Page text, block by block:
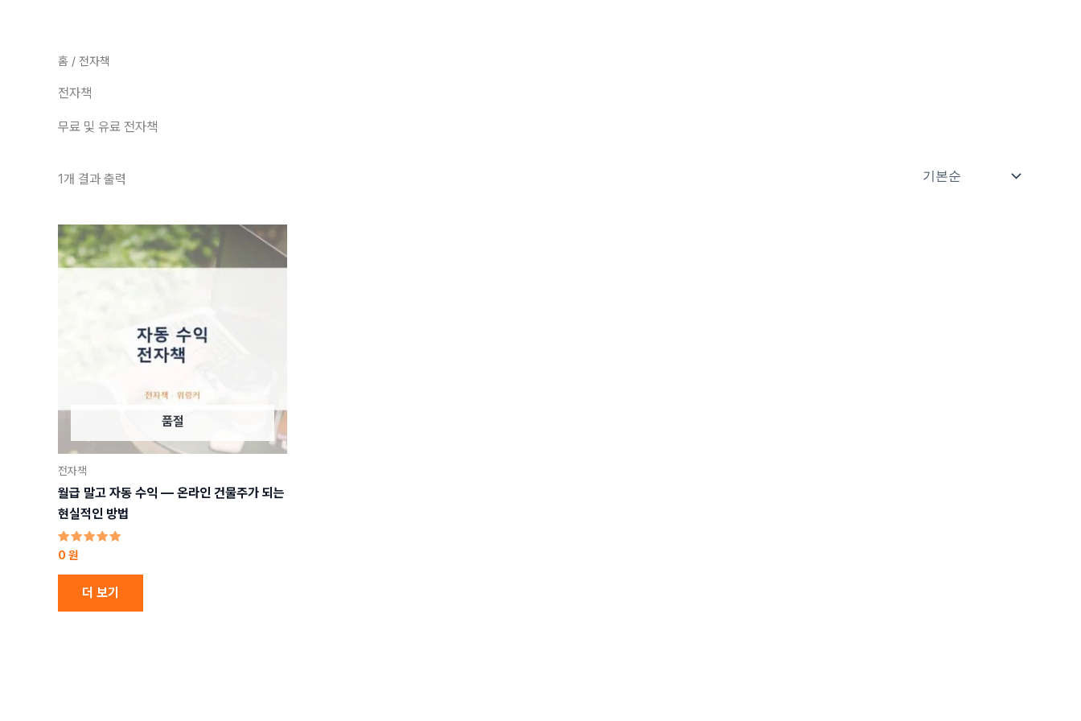
홈 / 전자책
전자책
무료 및 유료 전자책
1개 결과 출력
품절
전자책
월급 말고 자동 수익 — 온라인 건물주가 되는
현실적인 방법
5 중에서
4.98
로 평가됨
0 원
더 보기